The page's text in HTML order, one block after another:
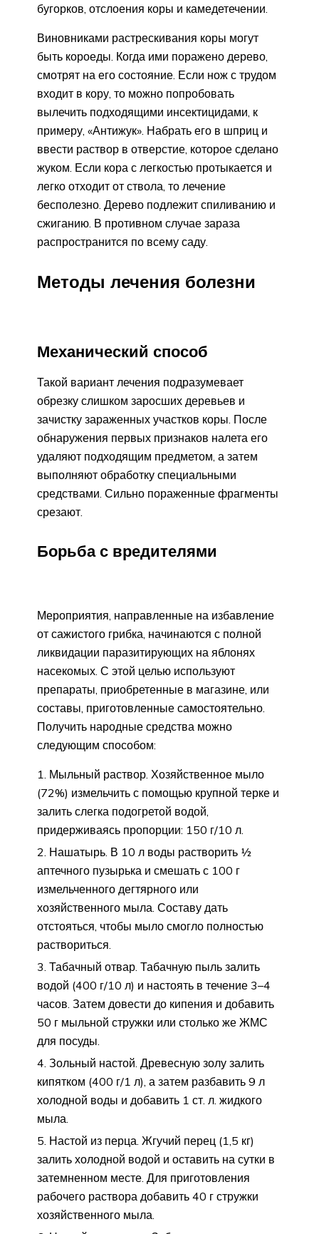
бугорков, отслоения коры и камедетечении.
Виновниками растрескивания коры могут
быть короеды. Когда ими поражено дерево,
смотрят на его состояние. Если нож с трудом
входит в кору, то можно попробовать
вылечить подходящими инсектицидами, к
примеру, «Антижук». Набрать его в шприц и
ввести раствор в отверстие, которое сделано
жуком. Если кора с легкостью протыкается и
легко отходит от ствола, то лечение
бесполезно. Дерево подлежит спиливанию и
сжиганию. В противном случае зараза
распространится по всему саду.
Методы лечения болезни
Механический способ
Такой вариант лечения подразумевает
обрезку слишком заросших деревьев и
зачистку зараженных участков коры. После
обнаружения первых признаков налета его
удаляют подходящим предметом, а затем
выполняют обработку специальными
средствами. Сильно пораженные фрагменты
срезают.
Борьба с вредителями
Мероприятия, направленные на избавление
от сажистого грибка, начинаются с полной
ликвидации паразитирующих на яблонях
насекомых. С этой целью используют
препараты, приобретенные в магазине, или
составы, приготовленные самостоятельно.
Получить народные средства можно
следующим способом:
Мыльный раствор. Хозяйственное мыло
(72%) измельчить с помощью крупной терке и
залить слегка подогретой водой,
придерживаясь пропорции: 150 г/10 л.
Нашатырь. В 10 л воды растворить ½
аптечного пузырька и смешать с 100 г
измельченного дегтярного или
хозяйственного мыла. Составу дать
отстояться, чтобы мыло смогло полностью
раствориться.
Табачный отвар. Табачную пыль залить
водой (400 г/10 л) и настоять в течение 3–4
часов. Затем довести до кипения и добавить
50 г мыльной стружки или столько же ЖМС
для посуды.
Зольный настой. Древесную золу залить
кипятком (400 г/1 л), а затем разбавить 9 л
холодной воды и добавить 1 ст. л. жидкого
мыла.
Настой из перца. Жгучий перец (1,5 кг)
залить холодной водой и оставить на сутки в
затемненном месте. Для приготовления
рабочего раствора добавить 40 г стружки
хозяйственного мыла.